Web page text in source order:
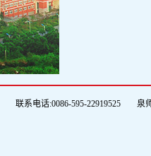
联系电话:0086-595-22919525 泉